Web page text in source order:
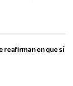
reafirman en que sí